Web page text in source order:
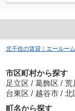
北千住の賃貸｜エールー
市区町村から探す
足立区 / 葛飾区 / 荒
台東区 / 越谷市 / 北
町名から探す